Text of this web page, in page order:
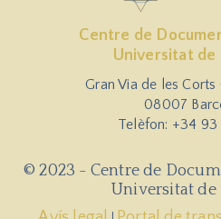
Centre de
Universitat de
Gran Via de les
08007
Telèfon: +34
© 2023 - Centre de
Universitat de